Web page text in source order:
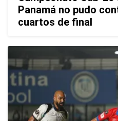
Panamá no pudo
cuartos de final